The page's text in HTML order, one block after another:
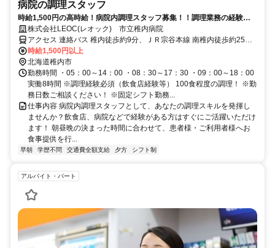
病院の調理スタッフ
時給1,500円の高時給！病院内調理スタッフ募集！！調理業務の経験が
あれば無資格でもOK！
株式会社LEOC(レオック) 市立稚内病院
アクセス 連絡バス 稚内徒歩約9分、ＪＲ宗谷本線 南稚内徒歩約25分
JR宗谷本線「稚内駅」から徒歩約10分
時給1,500円以上
北海道稚内市
勤務時間 ・05：00～14：00 ・08：30～17：30 ・09：00～18：00
実働8時間 ※調理経験必須（飲食店経験等） 100食程度の調理！ ※勤
務日数ご相談ください！ ※固定シフト勤務...
仕事内容 病院内調理スタッフとして、あなたの調理スキルを発揮し
ませんか？飲食店、病院などで経験がある方はすぐにご活躍いただけ
ます！ 朝昼晩の決まった時間に合わせて、患者様・ご利用者様へお
食事提供を行...
早朝 学歴不問 交通費全額支給 夕方 シフト制
アルバイト・パート